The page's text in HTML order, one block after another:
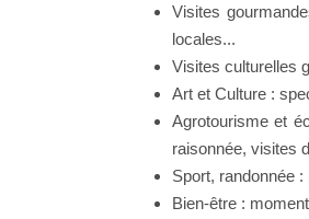
Visites
locales...
Visites culturelles
Art et Culture :
Agrotourisme et
raisonnée, visites
Sport, randonnée
Bien-être :